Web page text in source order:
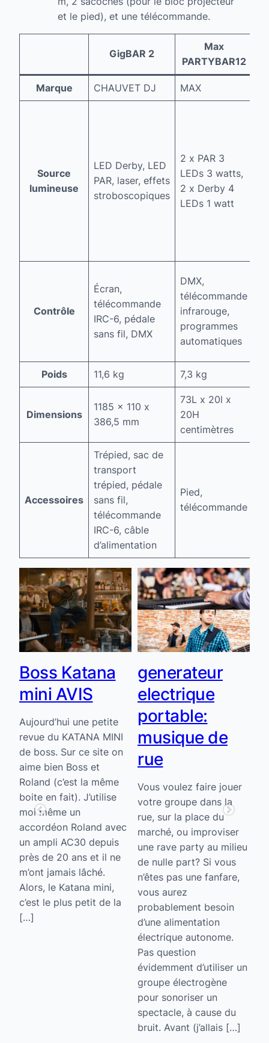
et le pied), et une télécommande.
GigBAR 2
Max
PARTYBAR12
Marque CHAUVET DJ MAX
Source
lumineuse
LED Derby, LED
PAR, laser, effets
stroboscopiques
2 x PAR 3
LEDs 3 watts,
2 x Derby 4
LEDs 1 watt
Contrôle
Écran,
télécommande
IRC-6, pédale
sans fil, DMX
DMX,
télécommande
infrarouge,
programmes
automatiques
Poids 11,6 kg 7,3 kg
Dimensions
1185 x 110 x
386,5 mm
73L x 20l x
20H
centimètres
Accessoires
Trépied, sac de
transport
trépied, pédale
sans fil,
télécommande
IRC-6, câble
d’alimentation
Pied,
télécommande
Boss Katana
mini AVIS
Aujourd’hui une petite
revue du KATANA MINI
de boss. Sur ce site on
aime bien Boss et
Roland (c’est la même
boite en fait). J’utilise
moi même un
accordéon Roland avec
un ampli AC30 depuis
près de 20 ans et il ne
m’ont jamais lâché.
Alors, le Katana mini,
c’est le plus petit de la
[…]
generateur
electrique
portable:
musique de
rue
Vous voulez faire jouer
votre groupe dans la
rue, sur la place du
marché, ou improviser
une rave party au milieu
de nulle part? Si vous
n’êtes pas une fanfare,
vous aurez
probablement besoin
d’une alimentation
électrique autonome.
Pas question
évidemment d’utiliser un
groupe électrogène
pour sonoriser un
spectacle, à cause du
bruit. Avant (j’allais […]